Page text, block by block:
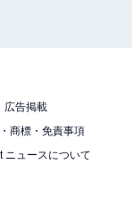
広告掲載
商標・免責事項
ニュースについて